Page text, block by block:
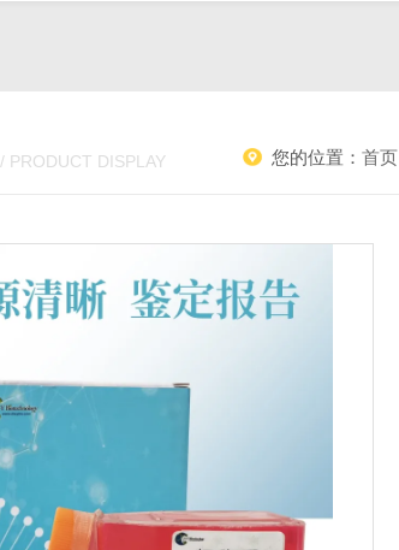
/ PRODUCT DISPLAY 您的位置：首页